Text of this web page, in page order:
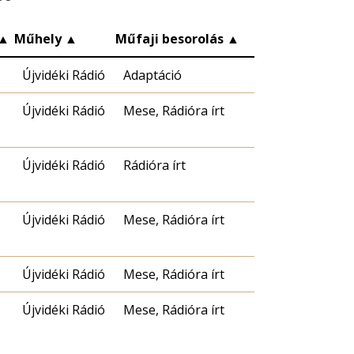
Műhely ▲ Műfaji besorolás ▲
Újvidéki Rádió Adaptáció
Újvidéki Rádió Mese, Rádióra írt
Újvidéki Rádió Rádióra írt
Újvidéki Rádió Mese, Rádióra írt
Újvidéki Rádió Mese, Rádióra írt
Újvidéki Rádió Mese, Rádióra írt